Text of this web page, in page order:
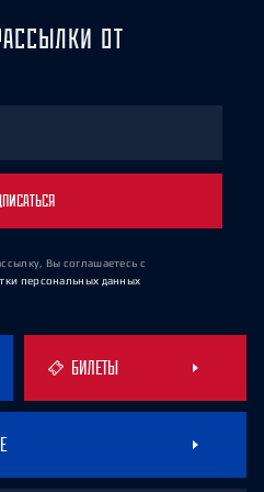
ОТ
Вы соглашаетесь с
персональных данных
БИЛЕТЫ